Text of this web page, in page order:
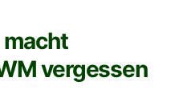
macht
vergessen